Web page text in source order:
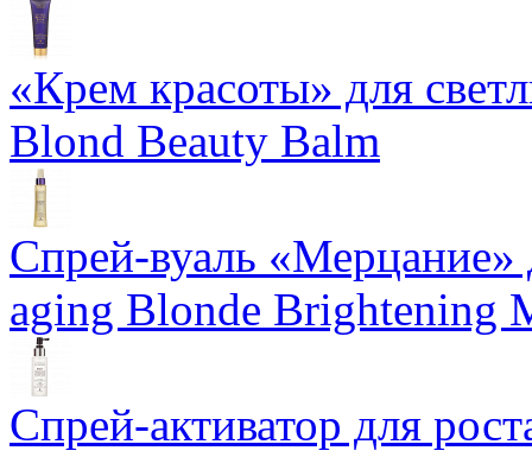
«Крем красоты» для
Blond Beauty Balm
Спрей-вуаль «Мерцание»
aging Blonde Brightening
Спрей-активатор для